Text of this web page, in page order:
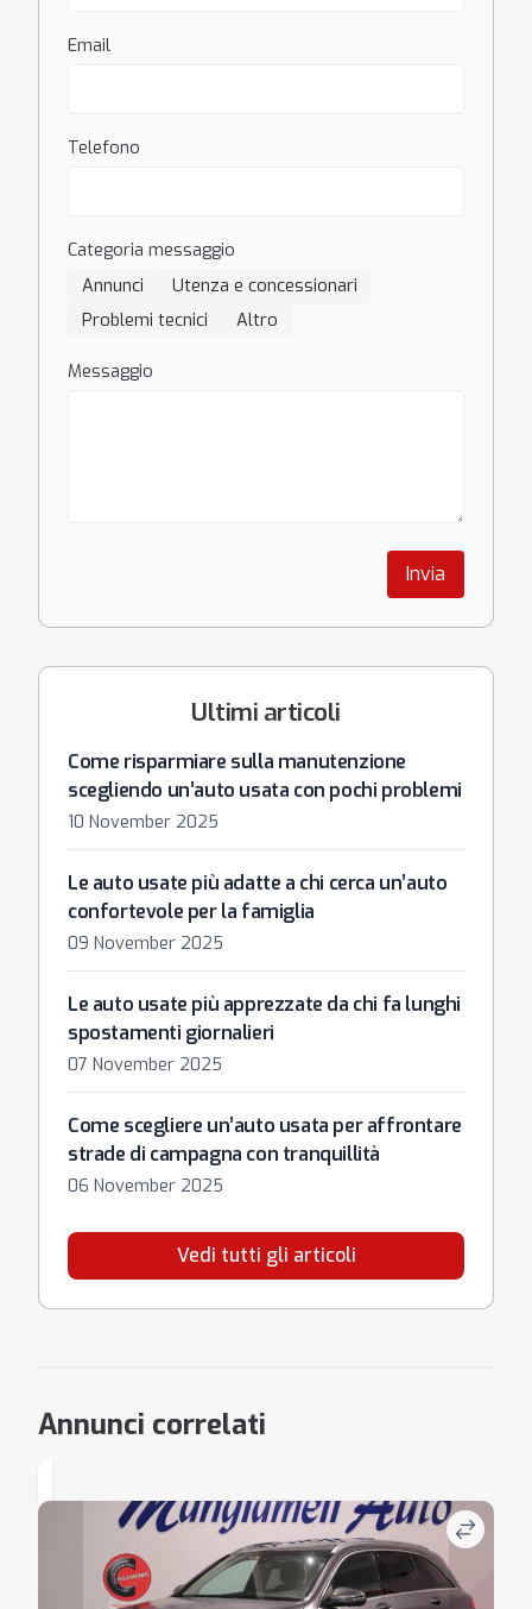
Email
Telefono
Categoria messaggio
Annunci
Utenza e concessionari
Problemi tecnici
Altro
Messaggio
Invia
Ultimi articoli
Come risparmiare sulla manutenzione
scegliendo un’auto usata con pochi problemi
10 November 2025
Le auto usate più adatte a chi cerca un’auto
confortevole per la famiglia
09 November 2025
Le auto usate più apprezzate da chi fa lunghi
spostamenti giornalieri
07 November 2025
Come scegliere un’auto usata per affrontare
strade di campagna con tranquillità
06 November 2025
Vedi tutti gli articoli
Annunci correlati